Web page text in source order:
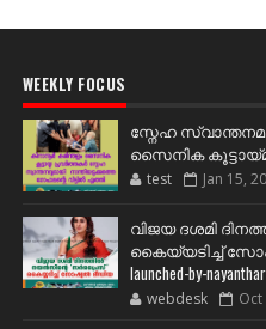
WEEKLY FOCUS
സ്നേഹ
സൈനിക
test Jan 15,
വിജയ ദശമി
കൈയ്യടിച്ച്
launched-by-
webdesk Oct